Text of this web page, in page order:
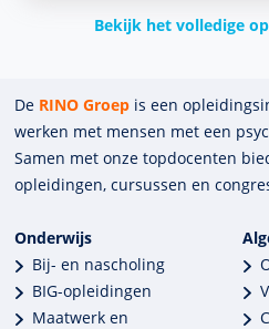
Bekijk het volledige
De RINO Groep is een
werken met mensen met een
Samen met onze top­docenten
opleidingen, cursussen en
Onderwijs
Bij- en nascholing
BIG-opleidingen
Maatwerk en